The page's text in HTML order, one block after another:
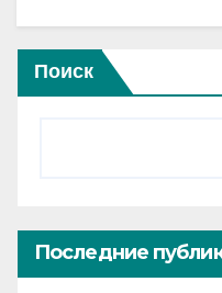
Поиск
Последние